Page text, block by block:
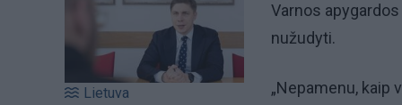
Lietuva
Varnos
nužudyti.
„Nepamenu, kaip